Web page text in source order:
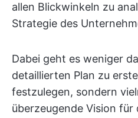
allen Blickwinkeln zu
Strategie des
Dabei geht es weniger
detaillierten Plan zu
festzulegen, sondern
überzeugende Vision für